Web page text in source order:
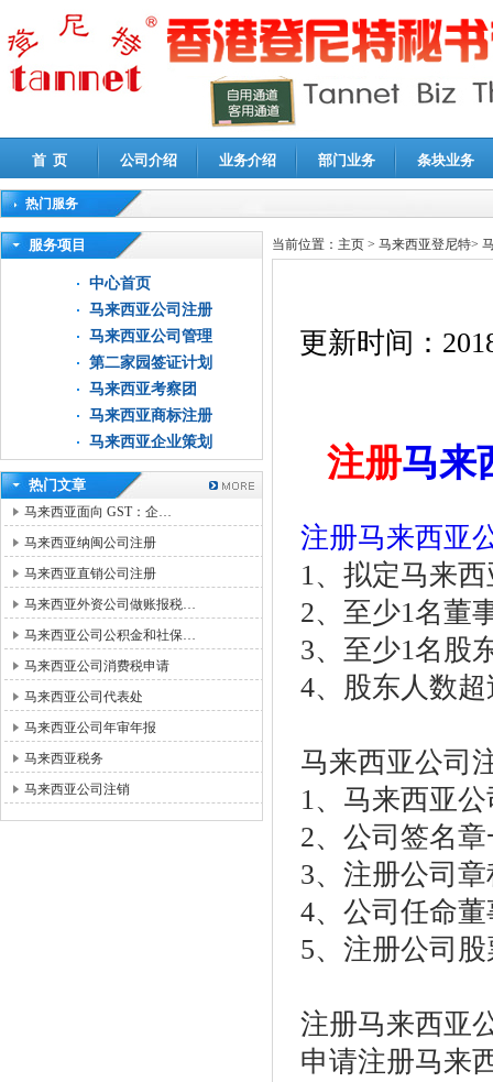
首 页 公司介绍 业务介绍 部门业务 条块业务
热门服务
高新技术企业认定审计|企业所得税汇算清缴申报鉴证
服务项目
中心首页
马来西亚公司注册
马来西亚公司管理
第二家园签证计划
马来西亚考察团
马来西亚商标注册
马来西亚企业策划
热门文章
马来西亚面向 GST：企…
马来西亚纳闽公司注册
马来西亚直销公司注册
马来西亚外资公司做账报税…
马来西亚公司公积金和社保…
马来西亚公司消费税申请
马来西亚公司代表处
马来西亚公司年审年报
马来西亚税务
马来西亚公司注销
当前位置： 主页 > 马来西亚登尼特>
更新时间：
注册马来
注册马来西亚
1、拟定马来
2、至少1名董
3、至少1名股
4、股东人数
马来西亚公司
1、马来西亚
2、公司签名
3、注册公司
4、公司任命
5、注册公司
注册马来西亚
申请注册马来